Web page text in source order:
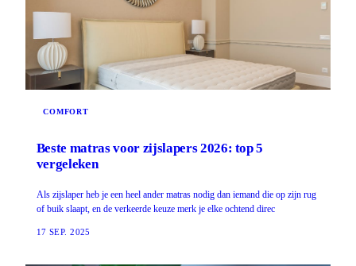
COMFORT
Beste matras voor zijslapers 2026: top 5
vergeleken
Als zijslaper heb je een heel ander matras nodig dan iemand die op zijn rug
of buik slaapt, en de verkeerde keuze merk je elke ochtend direc
17 SEP. 2025